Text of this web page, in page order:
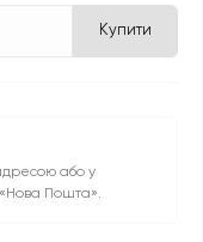
Купити
або у
Пошта».